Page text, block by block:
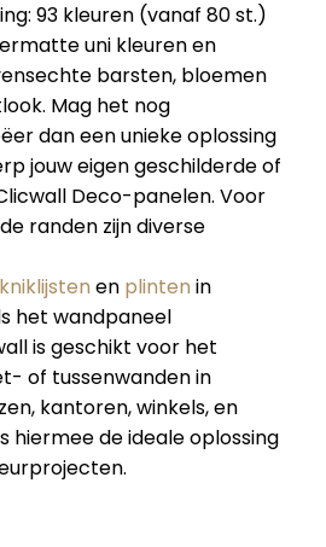
93 kleuren (vanaf 80 st.)
uni kleuren en
barsten, bloemen
Mag het nog
dan een unieke oplossing
jouw eigen geschilderde of
Deco-panelen. Voor
randen zijn diverse
kniklijsten en plinten in
het wandpaneel
is geschikt voor het
of tussenwanden in
kantoren, winkels, en
hiermee de ideale oplossing